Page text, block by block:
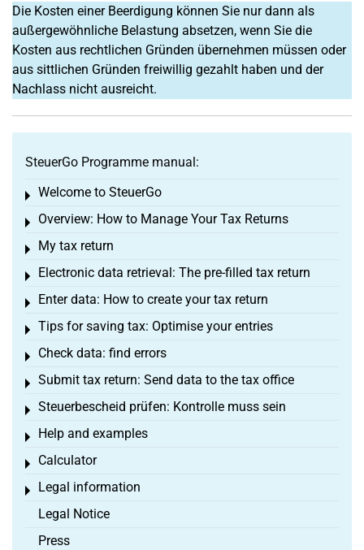
Die Kosten einer Beerdigung können Sie nur dann als
außergewöhnliche Belastung absetzen, wenn Sie die
Kosten aus rechtlichen Gründen übernehmen müssen oder
aus sittlichen Gründen freiwillig gezahlt haben und der
Nachlass nicht ausreicht.
SteuerGo Programme manual:
Welcome to SteuerGo
Toggle menu
Overview: How to Manage Your Tax Returns
Toggle menu
My tax return
Toggle menu
Electronic data retrieval: The pre-filled tax return
Toggle menu
Enter data: How to create your tax return
Toggle menu
Tips for saving tax: Optimise your entries
Toggle menu
Check data: find errors
Toggle menu
Submit tax return: Send data to the tax office
Toggle menu
Steuerbescheid prüfen: Kontrolle muss sein
Toggle menu
Help and examples
Toggle menu
Calculator
Toggle menu
Legal information
Toggle menu
Legal Notice
Press